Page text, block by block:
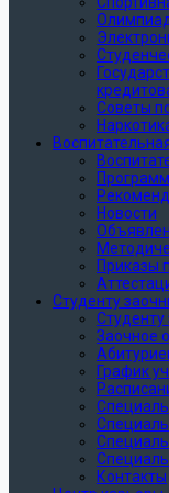
Советы
Новости
Приказы
Студенту
Студенту
Заочное
График
Контакты